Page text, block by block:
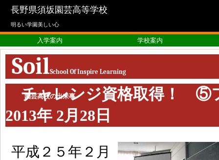
長野県須坂園芸高等学校
明るい学園美しい心
入学案内 学校案内
SoilSchool Of Inspire Learning
園芸高校の出来事
チャレンジ資格取得！ ⑤
2013年 2月28日
平成２５年２月